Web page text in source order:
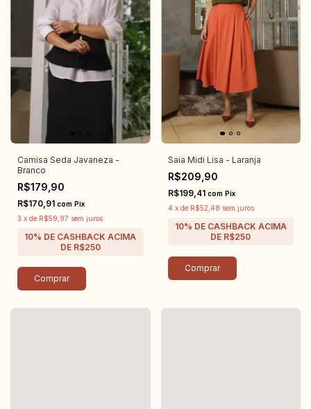
Camisa Seda Javaneza -
Branco
R$179,90
R$170,91 com Pix
3 x de R$59,97 sem juros
Comprar
Saia Midi Lisa - Laranja
R$209,90
R$199,41 com Pix
4 x de R$52,48 sem juros
Comprar